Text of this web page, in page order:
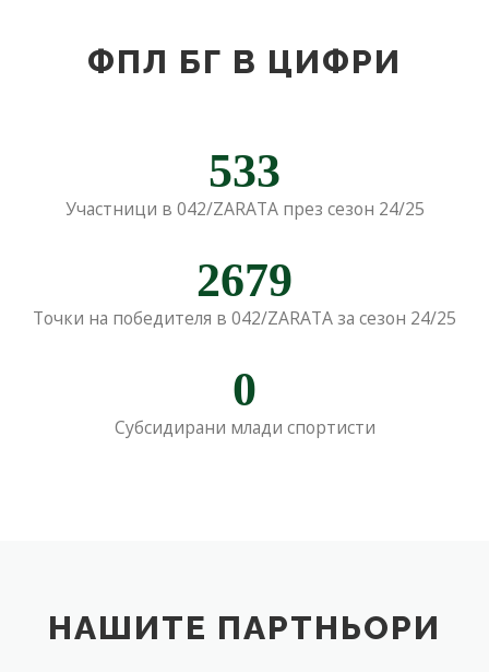
ФПЛ БГ В ЦИФРИ
533
Участници в 042/ZARATA през сезон 24/25
2679
Точки на победителя в 042/ZARATA за сезон 24/25
0
Субсидирани млади спортисти
НАШИТЕ ПАРТНЬОРИ